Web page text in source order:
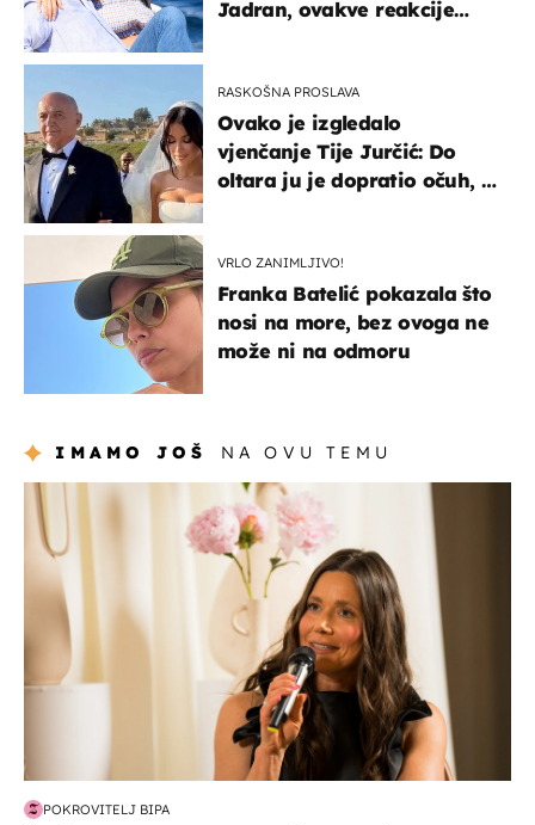
Jadran, ovakve reakcije
RASKOŠNA PROSLAVA
Ovako je izgledalo
vjenčanje Tije Jurčić: Do
oltara ju je dopratio očuh, a
VRLO ZANIMLJIVO!
Franka Batelić pokazala što
nosi na more, bez ovoga ne
može ni na odmoru
IMAMO JOŠ NA OVU TEMU
moda & ljepota
POKROVITELJ BIPA